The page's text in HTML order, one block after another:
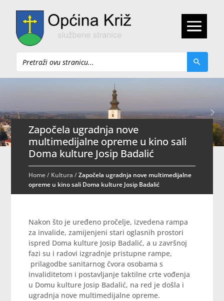
Pretraži
Započela ugradnja nove
multimedijalne opreme u kino sali
Doma kulture Josip Badalić
Home/ Kultura /Započela ugradnja nove multimedijalne
opreme u kino sali Doma kulture Josip Badalić
Nakon što je uređeno pročelje, izvedena rampa
za invalide, zamijenjeni stari oglasnih prostori
ispred Doma kulture Josip Badalić, a u završnoj
fazi su i radovi izgradnje pristupne rampe,
prilagodbe sanitarnog čvora osobama s
invaliditetom i postavljanje taktilne crte vođenja
u Domu kulture Josip Badalić, na red je došla i
ugradnja nove multimedijalne opreme.